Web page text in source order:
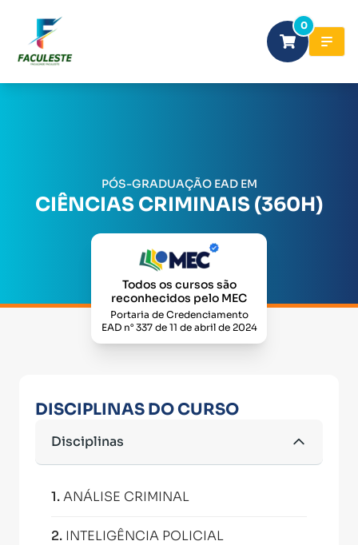
0
PÓS-GRADUAÇÃO EAD EM
CIÊNCIAS CRIMINAIS (360H)
Todos os cursos são
reconhecidos pelo MEC
Portaria de Credenciamento
EAD n° 337 de 11 de abril de 2024
DISCIPLINAS DO CURSO
Disciplinas
1.ANÁLISE CRIMINAL
2. INTELIGÊNCIA POLICIAL